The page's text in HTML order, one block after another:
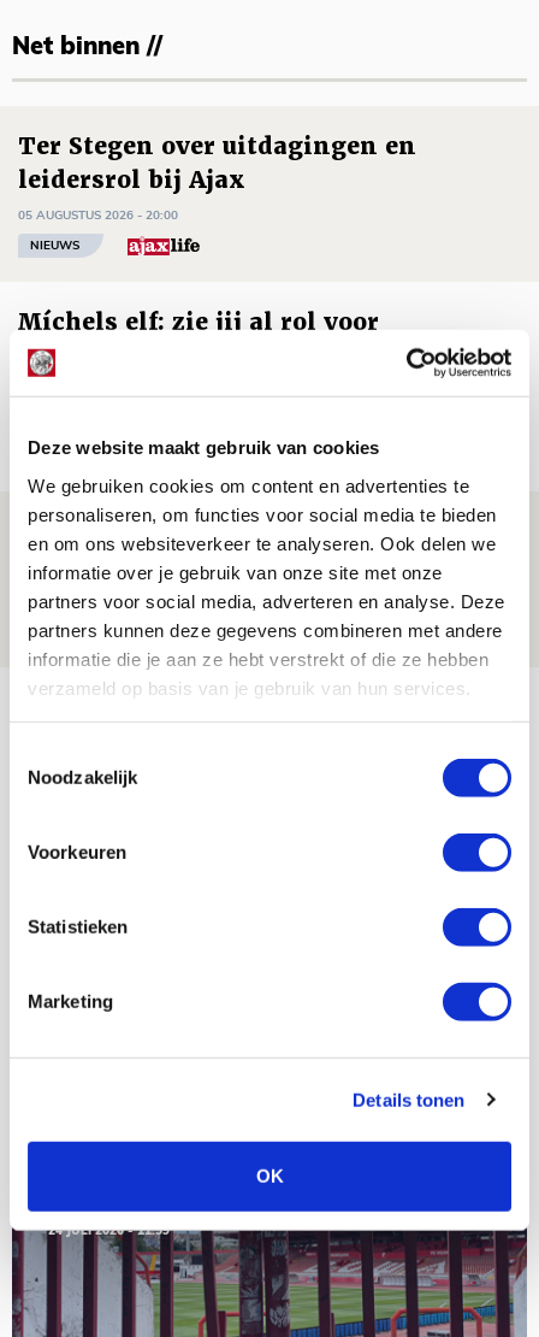
Deze website maakt gebruik van cookies
We gebruiken cookies om content en advertenties te
personaliseren, om functies voor social media te bieden
en om ons websiteverkeer te analyseren. Ook delen we
informatie over je gebruik van onze site met onze
partners voor social media, adverteren en analyse. Deze
partners kunnen deze gegevens combineren met andere
informatie die je aan ze hebt verstrekt of die ze hebben
verzameld op basis van je gebruik van hun services.
Noodzakelijk
Voorkeuren
Statistieken
Marketing
Details tonen
OK
Net binnen //
Ter Stegen over uitdagingen en
leidersrol bij Ajax
05 AUGUSTUS 2026 - 20:00
NIEUWS
Míchels elf: zie jij al rol voor
aanwinsten in thuisduel met
Shelbourne?
NIEUWS
Laatste Kaarten Actie Ajax - sc
Heerenveen [UITVERKOCHT]
05 AUGUSTUS 2026 - 15:00
NIEUWS
Bekijk meer
AUG
11
24 JULI 2026 - 11:59